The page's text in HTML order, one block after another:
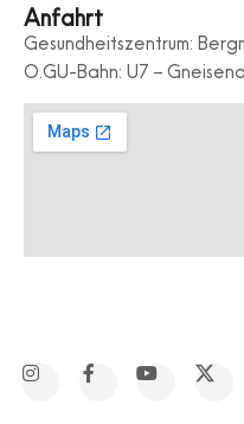
Anfahrt
Gesundheitszentrum:
O.GU-Bahn: U7 –